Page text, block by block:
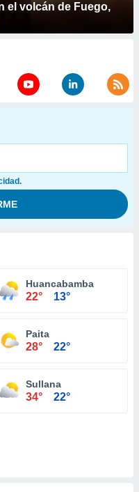
el volcán de Fuego,
Huancabamba
22° 13°
Paita
28° 22°
Sullana
34° 22°